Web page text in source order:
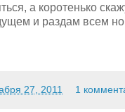
а коротенько
и раздам всем
27, 2011 1